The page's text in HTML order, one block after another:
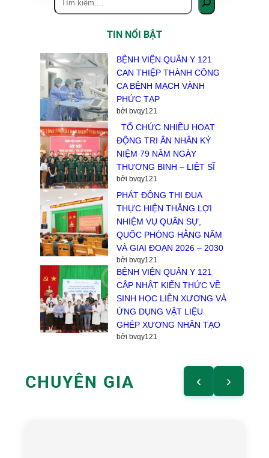
TIN NỔI BẬT
BỆNH VIỆN QUÂN Y 121
CAN THIỆP THÀNH CÔNG
CA BỆNH MẠCH VÀNH
PHỨC TẠP
bởi bvqy121
TỔ CHỨC NHIỀU HOẠT
ĐỘNG TRI ÂN NHÂN KỶ
NIỆM 79 NĂM NGÀY
THƯƠNG BINH – LIỆT SĨ
bởi bvqy121
PHÁT ĐỘNG THI ĐUA
THỰC HIỆN THẮNG LỢI
NHIỆM VỤ QUÂN SỰ,
QUỐC PHÒNG HẰNG NĂM
VÀ GIAI ĐOẠN 2026 – 2030
bởi bvqy121
BỆNH VIỆN QUÂN Y 121
CẬP NHẬT KIẾN THỨC VỀ
SINH HỌC LIỀN XƯƠNG VÀ
ỨNG DỤNG VẬT LIỆU
GHÉP XƯƠNG NHÂN TẠO
bởi bvqy121
CHUYÊN GIA ‹ ›